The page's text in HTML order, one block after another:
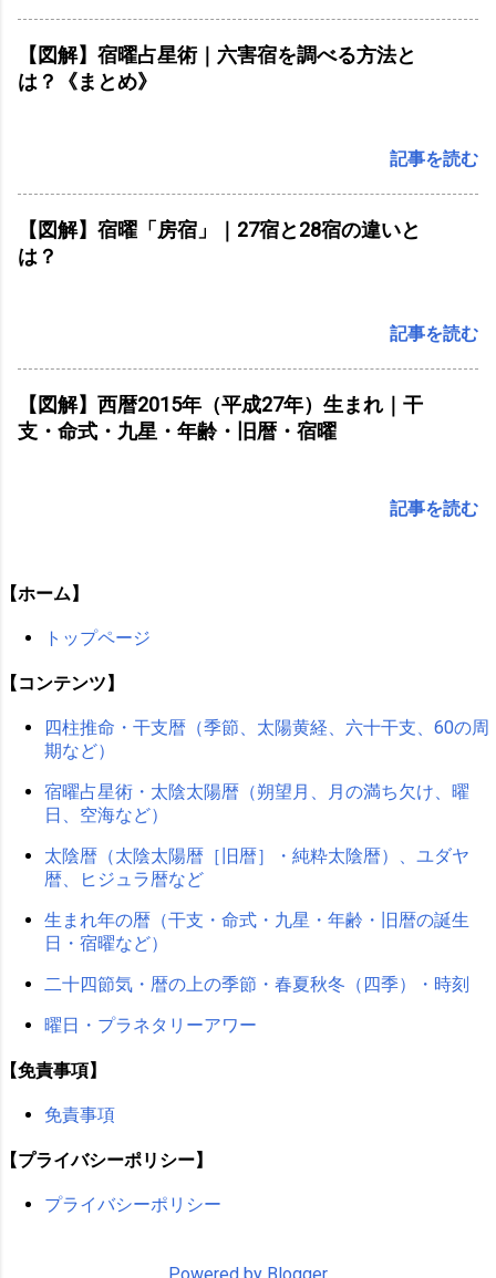
【図解】宿曜占星術｜六害宿を調べる方法と
は？《まとめ》
記事を読む
【図解】宿曜「房宿」｜27宿と28宿の違いと
は？
記事を読む
【図解】西暦2015年（平成27年）生まれ｜干
支・命式・九星・年齢・旧暦・宿曜
記事を読む
【ホーム】
トップページ
【コンテンツ】
四柱推命・干支暦（季節、太陽黄経、六十干支、60の周
期など）
宿曜占星術・太陰太陽暦（朔望月、月の満ち欠け、曜
日、空海など）
太陰暦（太陰太陽暦［旧暦］・純粋太陰暦）、ユダヤ
暦、ヒジュラ暦など
生まれ年の暦（干支・命式・九星・年齢・旧暦の誕生
日・宿曜など）
二十四節気・暦の上の季節・春夏秋冬（四季）・時刻
曜日・プラネタリーアワー
【免責事項】
免責事項
【プライバシーポリシー】
プライバシーポリシー